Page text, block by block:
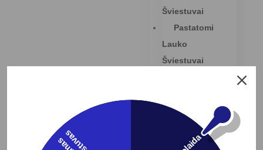
Šviestuvai
Pastatomi
Lauko
Šviestuvai
Elektros
Instaliacijos